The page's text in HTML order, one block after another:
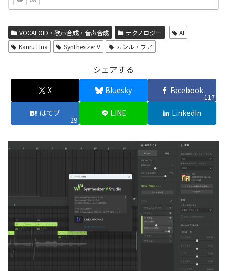
VOCALOID・歌声合成・音声合成 テクノロジー
AI
Kanru Hua
Synthesizer V カンル・フア
シェアする
X Bluesky Facebook
117
はてブ
29
LINE LinkedIn